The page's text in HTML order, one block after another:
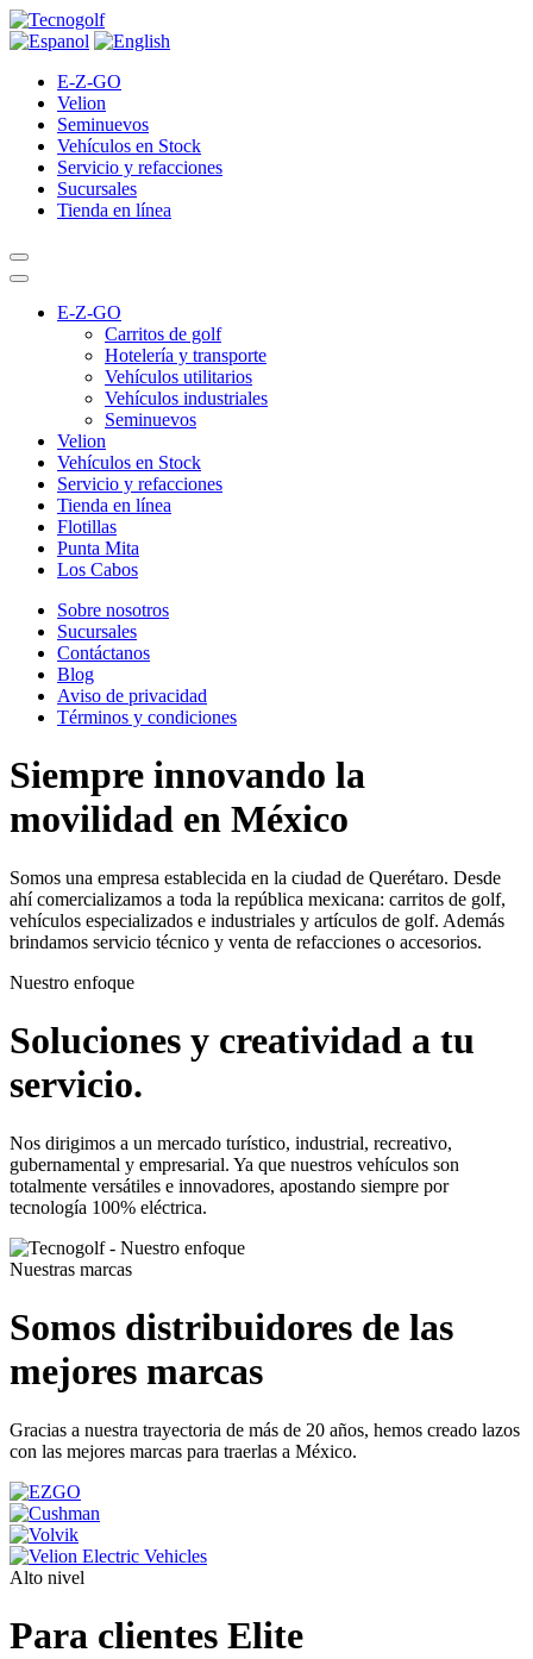
E-Z-GO
Velion
Seminuevos
Vehículos en Stock
Servicio y refacciones
Sucursales
Tienda en línea
E-Z-GO
Carritos de golf
Hotelería y transporte
Vehículos utilitarios
Vehículos industriales
Seminuevos
Velion
Vehículos en Stock
Servicio y refacciones
Tienda en línea
Flotillas
Punta Mita
Los Cabos
Sobre nosotros
Sucursales
Contáctanos
Blog
Aviso de privacidad
Términos y condiciones
Siempre innovando la
movilidad en México
Somos una empresa establecida en la ciudad de Querétaro. Desde
ahí comercializamos a toda la república mexicana: carritos de golf,
vehículos especializados e industriales y artículos de golf. Además
brindamos servicio técnico y venta de refacciones o accesorios.
Nuestro enfoque
Soluciones y creatividad a tu
servicio.
Nos dirigimos a un mercado turístico, industrial, recreativo,
gubernamental y empresarial. Ya que nuestros vehículos son
totalmente versátiles e innovadores, apostando siempre por
tecnología 100% eléctrica.
Nuestras marcas
Somos distribuidores de las
mejores marcas
Gracias a nuestra trayectoria de más de 20 años, hemos creado lazos
con las mejores marcas para traerlas a México.
Alto nivel
Para clientes Elite